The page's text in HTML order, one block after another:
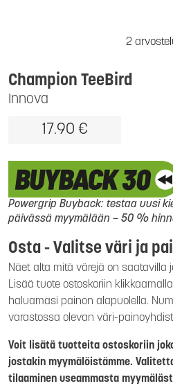
2
Innova
Champion TeeBird
17.90 €
Powergrip Buyback: testaa uusi
päivässä myymälään – 50 %
Osta - Valitse väri ja
Näet alta mitä värejä on saatavilla
Lisää tuote ostoskoriin
haluamasi painon alapuolella.
varastossa olevan väri-
Voit lisätä tuotteita ostoskoriin
jostakin myymälöistämme.
tilaaminen useammasta